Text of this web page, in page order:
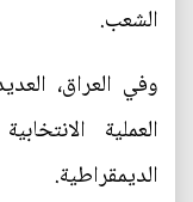
الشعب.
وفي العراق،
العملية
الديمقراطية.